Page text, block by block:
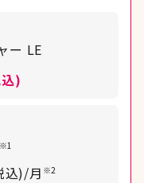
ー LE
)
※1
込)/月 ※2